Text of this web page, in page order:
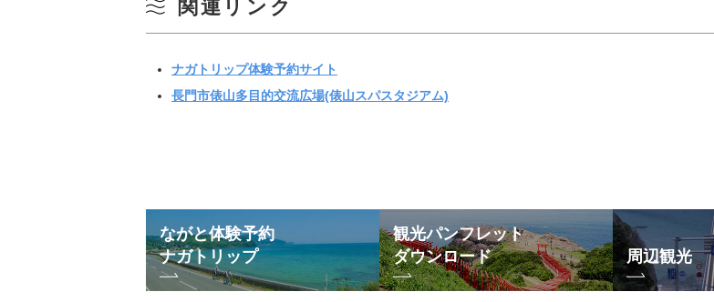
関連リンク
ナガトリップ体験予約サイト
長門市俵山多目的交流広場(俵山スパスタジアム)
ながと体験予約
ナガトリップ
観光パンフレット
ダウンロード
周辺観光